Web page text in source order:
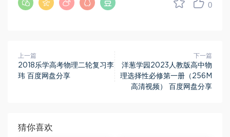
0
上一篇
2018乐学高考物理二轮复习李
玮 百度网盘分享
下一篇
洋葱学园2023人教版高中物
理选择性必修第一册（256M
高清视频） 百度网盘分享
猜你喜欢